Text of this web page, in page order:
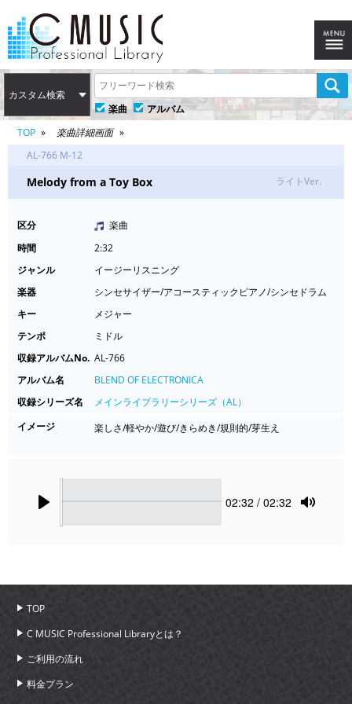
カスタム検索
楽曲
アルバム
TOP
楽曲詳細画面
AL-766 M-12
Melody from a Toy Box ライトVer.
区分
楽曲
時間
2:32
ジャンル
イージーリスニング
楽器
シンセサイザー/アコースティックピアノ/シンセドラム
キー
メジャー
テンポ
ミドル
収録アルバムNo. AL-766
アルバム名
BLEND OF ELECTRONICA
収録シリーズ名
メインライブラリーシリーズ（AL）
イメージ
楽しさ/軽やか/遊び/きらめき/規則的/芽生え
Current
02:32 / 02:32
TOP
C MUSIC Professional Libraryとは？
ご利用の流れ
料金プラン